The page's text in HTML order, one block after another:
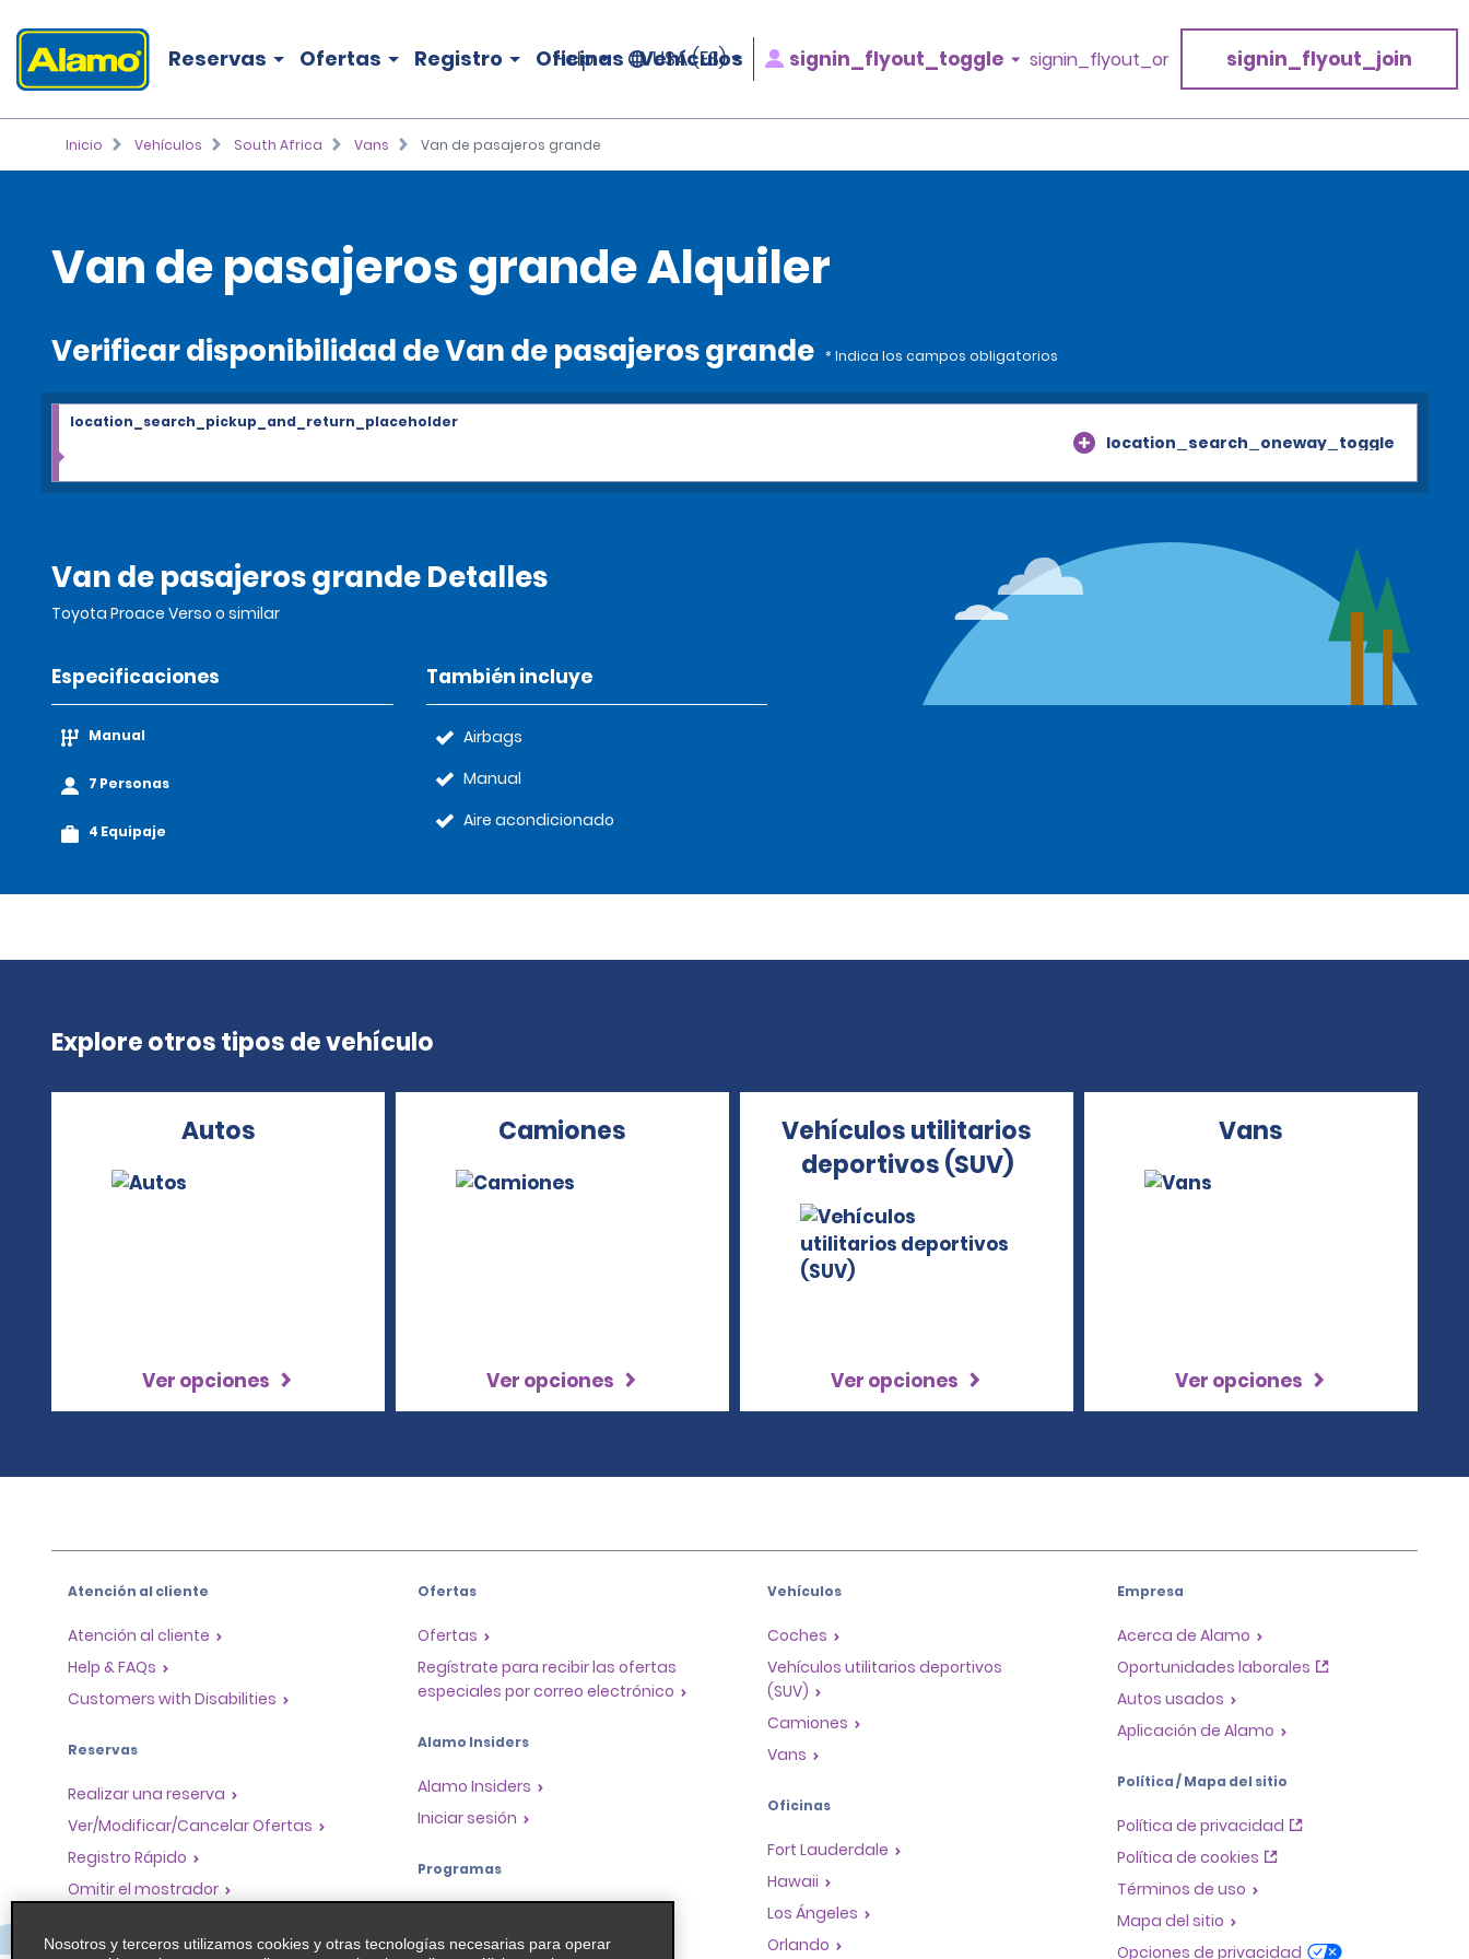
Reservas Ofertas Registro Oficinas Vehículos
Help USA (ES) signin_flyout_toggle signin_flyout_or signin_flyout_join
Inicio Vehículos South Africa Vans Van de pasajeros grande
Van de pasajeros grande Alquiler
Verificar disponibilidad de Van de pasajeros grande * Indica los campos obligatorios
location_search_oneway_toggle
location_search_pickup_and_return_placeholder
Van de pasajeros grande Detalles
Toyota Proace Verso o similar
Especificaciones
Manual
7 Personas
4 Equipaje
También incluye
Airbags
Manual
Aire acondicionado
Explore otros tipos de vehículo
Autos
Ver opciones
Camiones
Ver opciones
Vehículos utilitarios
deportivos (SUV)
Ver opciones
Vans
Ver opciones
Atención al cliente
Atención al cliente
Help & FAQs
Customers with Disabilities
Reservas
Realizar una reserva
Ver/Modificar/Cancelar Ofertas
Registro Rápido
Omitir el mostrador
Alquiler de autos solo de ida
Ofertas
Ofertas
Regístrate para recibir las ofertas
especiales por correo electrónico
Alamo Insiders
Alamo Insiders
Iniciar sesión
Programas
socios
Vehículos
Coches
Vehículos utilitarios deportivos
(SUV)
Camiones
Vans
Oficinas
Fort Lauderdale
Hawaii
Los Ángeles
Orlando
Empresa
Acerca de Alamo
Oportunidades laborales
Autos usados
Aplicación de Alamo
Política / Mapa del sitio
Política de privacidad
Política de cookies
Términos de uso
Mapa del sitio
Opciones de privacidad
Nosotros y terceros utilizamos cookies y otras tecnologías necesarias para operar